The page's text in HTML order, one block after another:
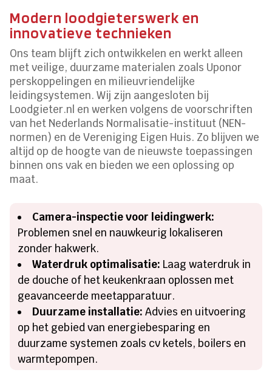
Modern loodgieterswerk en
innovatieve technieken
Ons team blijft zich ontwikkelen en werkt alleen
met veilige, duurzame materialen zoals Uponor
perskoppelingen en milieuvriendelijke
leidingsystemen. Wij zijn aangesloten bij
Loodgieter.nl en werken volgens de voorschriften
van het Nederlands Normalisatie-instituut (NEN-
normen) en de Vereniging Eigen Huis. Zo blijven we
altijd op de hoogte van de nieuwste toepassingen
binnen ons vak en bieden we een oplossing op
maat.
Camera-inspectie voor leidingwerk:
Problemen snel en nauwkeurig lokaliseren
zonder hakwerk.
Waterdruk optimalisatie: Laag waterdruk in
de douche of het keukenkraan oplossen met
geavanceerde meetapparatuur.
Duurzame installatie: Advies en uitvoering
op het gebied van energiebesparing en
duurzame systemen zoals cv ketels, boilers en
warmtepompen.